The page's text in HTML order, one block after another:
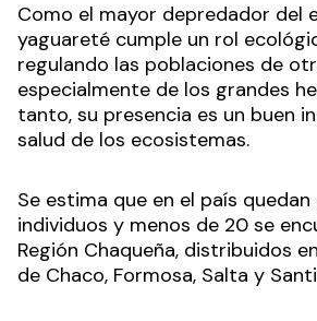
Como el mayor depredador del
yaguareté cumple un rol
regulando las poblaciones de
especialmente de los grandes
tanto, su presencia es un buen
salud de los ecosistemas.
Se estima que en el país
individuos y menos de 20 se
Región Chaqueña, distribuidos
de Chaco, Formosa, Salta y